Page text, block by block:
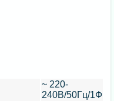
~ 220-
240В/50Гц/1Ф